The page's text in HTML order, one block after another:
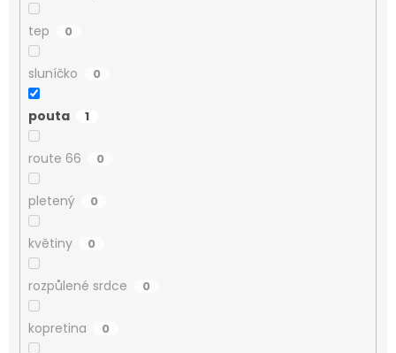
tep 0
sluníčko 0
pouta 1
route 66 0
pletený 0
květiny 0
rozpůlené srdce 0
kopretina 0